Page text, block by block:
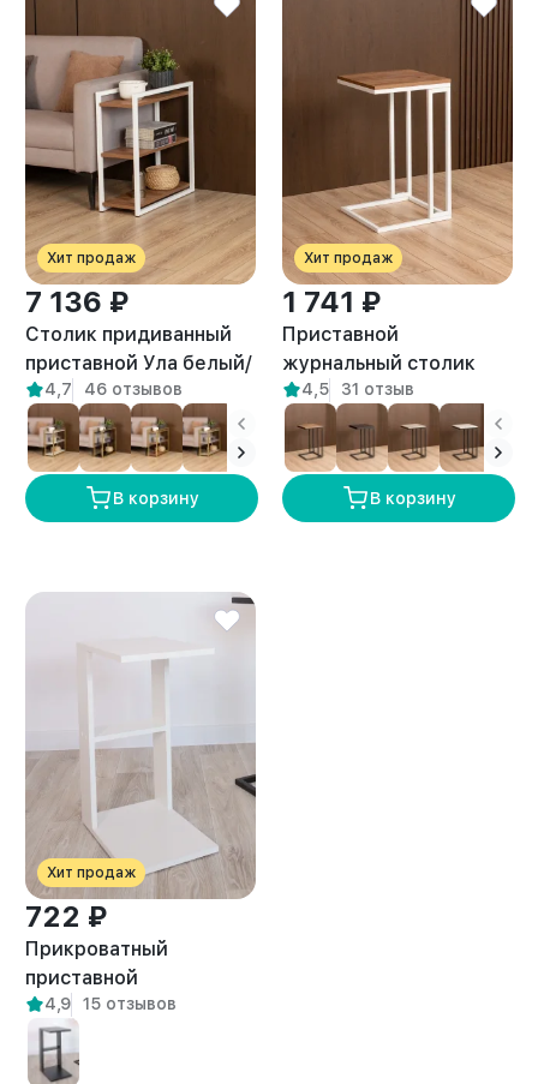
Хит продаж
7 136 ₽
Столик придиванный
приставной Ула белый/
амаретто
4,7 46 отзывов
В корзину
Хит продаж
1 741 ₽
Приставной
журнальный столик
Римо белый/амаретто
4,5 31 отзыв
В корзину
Хит продаж
722 ₽
Прикроватный
приставной
журнальный столик
Вейна белый
4,9 15 отзывов